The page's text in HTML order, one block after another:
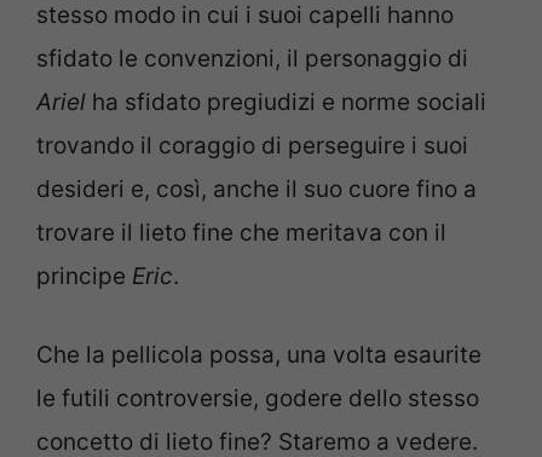
stesso modo in cui i suoi capelli hanno
sfidato le convenzioni, il personaggio di
Ariel ha sfidato pregiudizi e norme sociali
trovando il coraggio di perseguire i suoi
desideri e, così, anche il suo cuore fino a
trovare il lieto fine che meritava con il
principe Eric.
Che la pellicola possa, una volta esaurite
le futili controversie, godere dello stesso
concetto di lieto fine? Staremo a vedere.